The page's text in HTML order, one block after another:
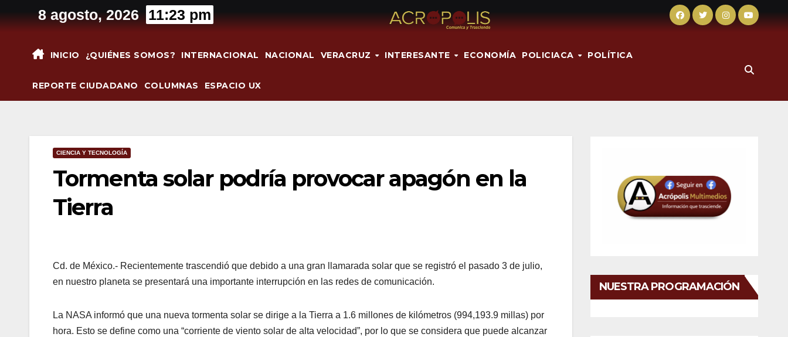
al
8 agosto, 2026 11:23 pm
INICIO ¿QUIÉNES SOMOS? INTERNACIONAL NACIONAL VERACRUZ INTERESANTE ECONOMÍA POLICIACA POLÍTICA
REPORTE CIUDADANO COLUMNAS ESPACIO UX
CIENCIA Y TECNOLOGÍA
Tormenta solar podría provocar apagón en la
Tierra
Cd. de México.- Recientemente trascendió que debido a una gran llamarada solar que se registró el pasado 3 de julio,
en nuestro planeta se presentará una importante interrupción en las redes de comunicación.
La NASA informó que una nueva tormenta solar se dirige a la Tierra a 1.6 millones de kilómetros (994,193.9 millas) por
hora. Esto se define como una “corriente de viento solar de alta velocidad”, por lo que se considera que puede alcanzar
NUESTRA PROGRAMACIÓN